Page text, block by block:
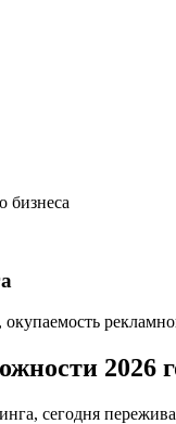
бизнеса
2026
сегодня